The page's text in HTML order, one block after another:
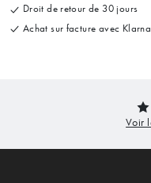
Droit de retour de 30 jours
Achat sur facture avec Klarna